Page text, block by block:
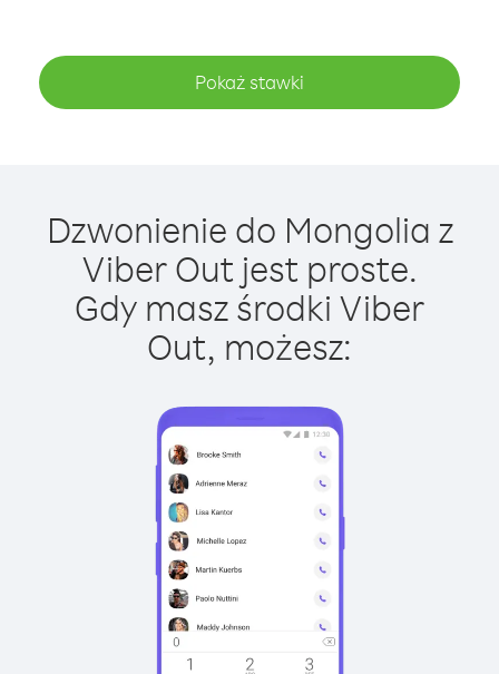
Pokaż stawki
Dzwonienie do Mongolia z
Viber Out jest proste.
Gdy masz środki Viber
Out, możesz: